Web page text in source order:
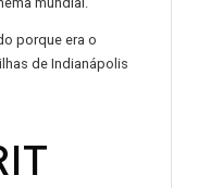
porque era o
de Indianápolis